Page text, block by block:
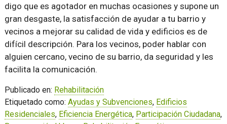
digo que es agotador en muchas ocasiones y supone un
gran desgaste, la satisfacción de ayudar a tu barrio y
vecinos a mejorar su calidad de vida y edificios es de
difícil descripción. Para los vecinos, poder hablar con
alguien cercano, vecino de su barrio, da seguridad y les
facilita la comunicación.
Publicado en: Rehabilitación
Etiquetado como: Ayudas y Subvenciones, Edificios
Residenciales, Eficiencia Energética, Participación Ciudadana,